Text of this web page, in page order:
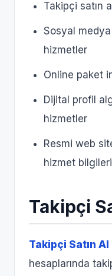
Takipçi satın
Sosyal
hizmetler
Online paket
Dijital profil
hizmetler
Resmi web
hizmet
Takipçi
Takipçi Satın Al
hesaplarında